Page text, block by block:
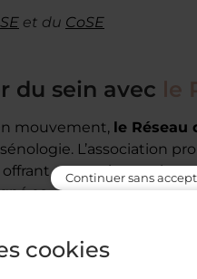
et du CoSE
du sein avec le
mouvement, le Réseau
L’association
aux patient.es les
Continuer sans
cookies